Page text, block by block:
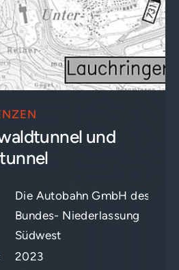
und
Die Autobahn GmbH des
Bundes- Niederlassung
Südwest
2023